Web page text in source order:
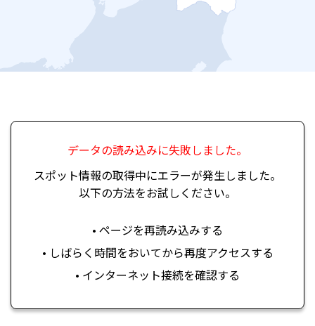
データの読み込みに失敗しました。
スポット情報の取得中にエラーが発生しました。
以下の方法をお試しください。
• ページを再読み込みする
• しばらく時間をおいてから再度アクセスする
• インターネット接続を確認する